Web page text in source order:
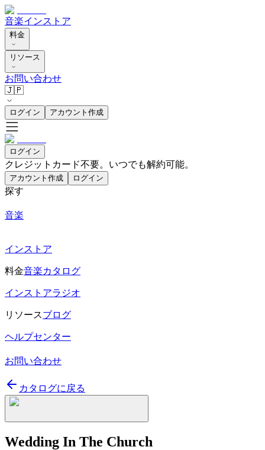
音楽インストア
料金
リソース
お問い合わせ
🇯🇵
ログイン アカウント作成
ログイン
クレジットカード不要。いつでも解約可能。
アカウント作成 ログイン
探す
音楽
インストア
料金音楽カタログ
インストアラジオ
リソースブログ
ヘルプセンター
お問い合わせ
カタログに戻る
Wedding In The Church